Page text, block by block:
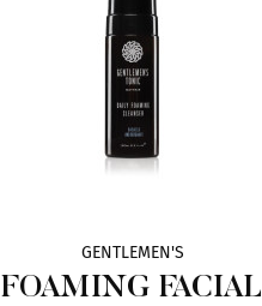
GENTLEMEN'S
FOAMING FACIAL